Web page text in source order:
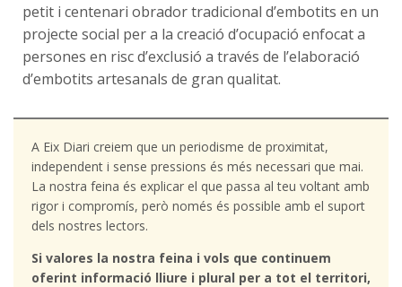
petit i centenari obrador tradicional d’embotits en un
projecte social per a la creació d’ocupació enfocat a
persones en risc d’exclusió a través de l’elaboració
d’embotits artesanals de gran qualitat.
A Eix Diari creiem que un periodisme de proximitat,
independent i sense pressions és més necessari que mai.
La nostra feina és explicar el que passa al teu voltant amb
rigor i compromís, però només és possible amb el suport
dels nostres lectors.
Si valores la nostra feina i vols que continuem
oferint informació lliure i plural per a tot el territori,